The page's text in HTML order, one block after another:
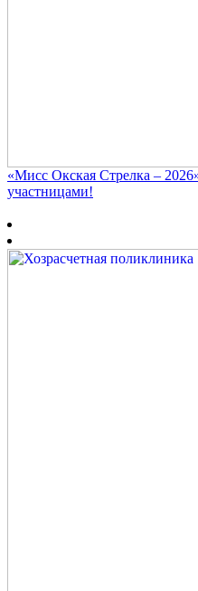
«Мисс Окская Стрелка –
участницами!